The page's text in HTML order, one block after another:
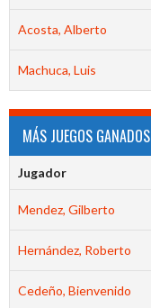
Acosta, Alberto
Machuca, Luis
MÁS JUEGOS GANADOS
Jugador
Mendez, Gilberto
Hernández, Roberto
Cedeño, Bienvenido